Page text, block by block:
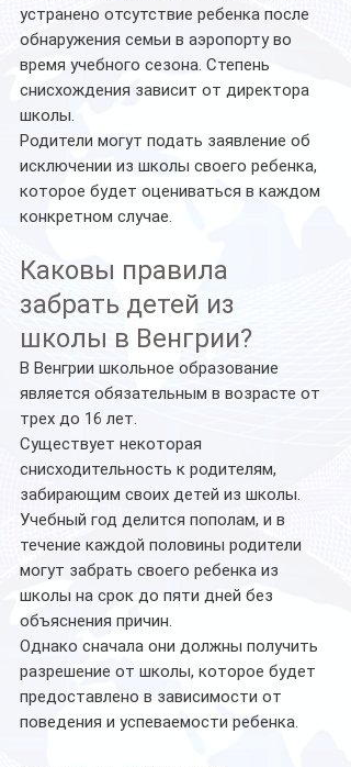
устранено отсутствие ребенка после
обнаружения семьи в аэропорту во
время учебного сезона. Степень
снисхождения зависит от директора
школы.
Родители могут подать заявление об
исключении из школы своего ребенка,
которое будет оцениваться в каждом
конкретном случае.
Каковы правила
забрать детей из
школы в Венгрии?
В Венгрии школьное образование
является обязательным в возрасте от
трех до 16 лет.
Существует некоторая
снисходительность к родителям,
забирающим своих детей из школы.
Учебный год делится пополам, и в
течение каждой половины родители
могут забрать своего ребенка из
школы на срок до пяти дней без
объяснения причин.
Однако сначала они должны получить
разрешение от школы, которое будет
предоставлено в зависимости от
поведения и успеваемости ребенка.